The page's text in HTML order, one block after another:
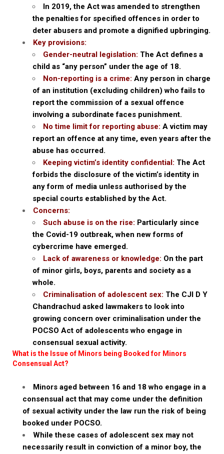
In 2019, the Act was amended to strengthen
the penalties for specified offences in order to
deter abusers and promote a dignified upbringing.
Key provisions:
Gender-neutral legislation: The Act defines a
child as “any person” under the age of 18.
Non-reporting is a crime: Any person in charge
of an institution (excluding children) who fails to
report the commission of a sexual offence
involving a subordinate faces punishment.
No time limit for reporting abuse: A victim may
report an offence at any time, even years after the
abuse has occurred.
Keeping victim’s identity confidential: The Act
forbids the disclosure of the victim’s identity in
any form of media unless authorised by the
special courts established by the Act.
Concerns:
Such abuse is on the rise: Particularly since
the Covid-19 outbreak, when new forms of
cybercrime have emerged.
Lack of awareness or knowledge: On the part
of minor girls, boys, parents and society as a
whole.
Criminalisation of adolescent sex: The CJI D Y
Chandrachud asked lawmakers to look into
growing concern over criminalisation under the
POCSO Act of adolescents who engage in
consensual sexual activity.
What is the Issue of Minors being Booked for Minors
Consensual Act?
Minors aged between 16 and 18 who engage in a
consensual act that may come under the definition
of sexual activity under the law run the risk of being
booked under POCSO.
While these cases of adolescent sex may not
necessarily result in conviction of a minor boy, the